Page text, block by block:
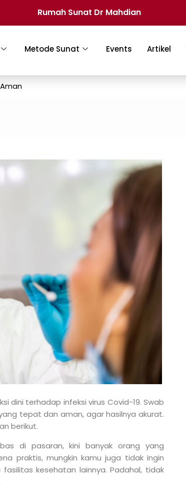
Rumah Sunat Dr Mahdian
Metode Sunat Events Artikel
dini terhadap infeksi virus Covid-19. Swab
tepat dan aman, agar hasilnya akurat.
berikut.
di pasaran, kini banyak orang yang
praktis, mungkin kamu juga tidak ingin
kesehatan lainnya. Padahal, tidak